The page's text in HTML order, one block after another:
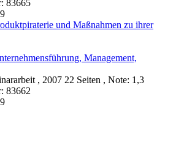
83665
und Maßnahmen zu ihrer
Management,
, 2007 22 Seiten , Note: 1,3
83662